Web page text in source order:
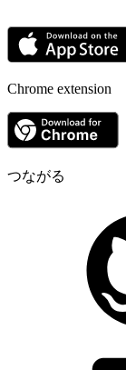
Chrome extension
つながる